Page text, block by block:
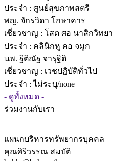
ประจำ : ศูนย์สุขภาพสตรี
พญ. จักรวิดา โกษาคาร
เชี่ยวชาญ : โสต ศอ นาสิกวิทยา
ประจำ : คลินิกหู คอ จมูก
นพ. ฐิติณัฐ จารุฐิติ
เชี่ยวชาญ : เวชปฏิบัติทั่วไป
ประจำ : ไม่ระบุ/none
- ดูทั้งหมด -
ร่วมงานกับเรา
แผนกบริหารทรัพยากรบุคคล
คุณศิริวรรณ สมบัติ